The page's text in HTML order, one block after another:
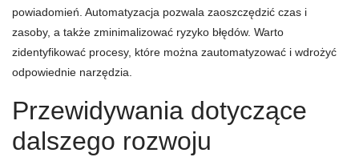
powiadomień. Automatyzacja pozwala zaoszczędzić czas i
zasoby, a także zminimalizować ryzyko błędów. Warto
zidentyfikować procesy, które można zautomatyzować i wdrożyć
odpowiednie narzędzia.
Przewidywania dotyczące
dalszego rozwoju